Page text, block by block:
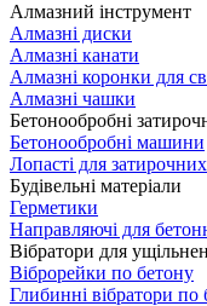
Алмазний інструмент
Алмазні диски
Алмазні канати
Алмазні коронки для
Алмазні чашки
Бетонообробні
Бетонообробні машини
Лопасті для
Будівельні матеріали
Герметики
Направляючі для
Вібратори для
Віброрейки по бетону
Глибинні вібратори по